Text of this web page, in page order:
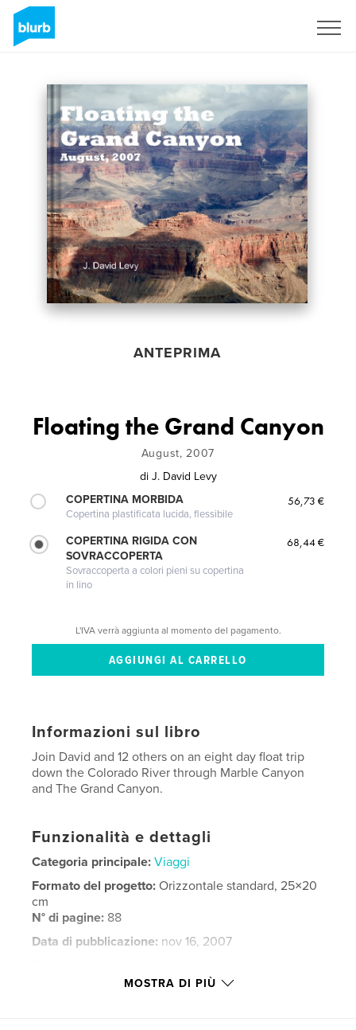
ANTEPRIMA
Floating the Grand Canyon
August, 2007
di J. David Levy
COPERTINA MORBIDA
Copertina plastificata lucida, flessibile
56,73 €
COPERTINA RIGIDA CON
SOVRACCOPERTA
Sovraccoperta a colori pieni su copertina
in lino
68,44 €
L'IVA verrà aggiunta al momento del pagamento.
Informazioni sul libro
Join David and 12 others on an eight day float trip
down the Colorado River through Marble Canyon
and The Grand Canyon.
Funzionalità e dettagli
Categoria principale: Viaggi
Formato del progetto:Orizzontale standard, 25×20
cm
N° di pagine: 88
Data di pubblicazione: nov 16, 2007
, Arizona , Landscape
MOSTRA DI PIÙ